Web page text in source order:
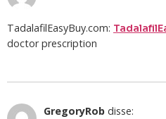
TadalafilEasyBuy.com:
doctor prescription
GregoryRob disse: